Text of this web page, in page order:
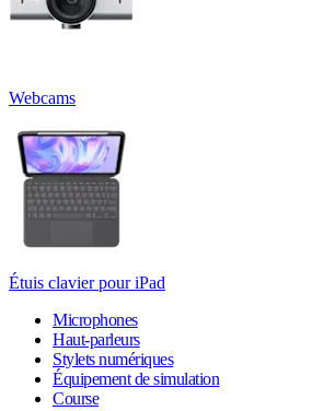
Webcams
Étuis clavier pour iPad
Microphones
Haut-parleurs
Stylets numériques
Équipement de simulation
Course